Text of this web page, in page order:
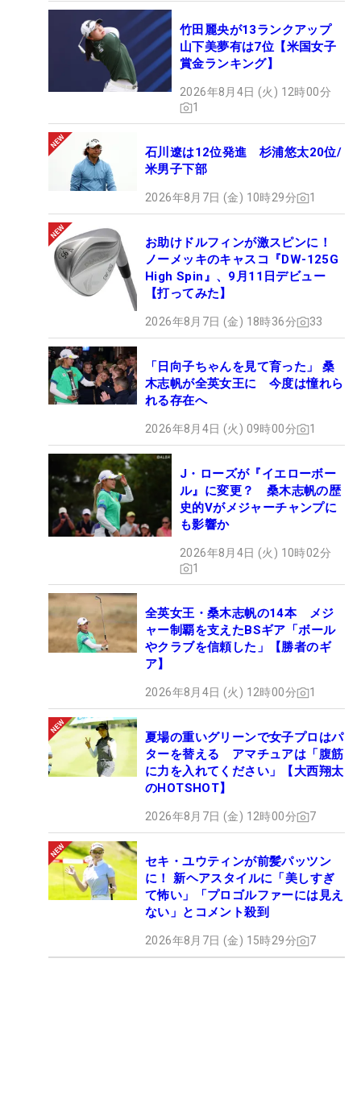
竹田麗央が13ランクアップ
山下美夢有は7位【米国女子
賞金ランキング】
2026年8月4日 (火) 12時00分
1
石川遼は12位発進 杉浦悠太20位/
米男子下部
2026年8月7日 (金) 10時29分 1
お助けドルフィンが激スピンに！
ノーメッキのキャスコ『DW-125G
High Spin』、9月11日デビュー
【打ってみた】
2026年8月7日 (金) 18時36分 33
「日向子ちゃんを見て育った」 桑
木志帆が全英女王に 今度は憧れら
れる存在へ
2026年8月4日 (火) 09時00分 1
J・ローズが『イエローボー
ル』に変更？ 桑木志帆の歴
史的Vがメジャーチャンプに
も影響か
2026年8月4日 (火) 10時02分
1
全英女王・桑木志帆の14本 メジ
ャー制覇を支えたBSギア「ボール
やクラブを信頼した」【勝者のギ
ア】
2026年8月4日 (火) 12時00分 1
夏場の重いグリーンで女子プロはパ
ターを替える アマチュアは「腹筋
に力を入れてください」【大西翔太
のHOTSHOT】
2026年8月7日 (金) 12時00分 7
セキ・ユウティンが前髪パッツン
に！ 新ヘアスタイルに「美しすぎ
て怖い」「プロゴルファーには見え
ない」とコメント殺到
2026年8月7日 (金) 15時29分 7